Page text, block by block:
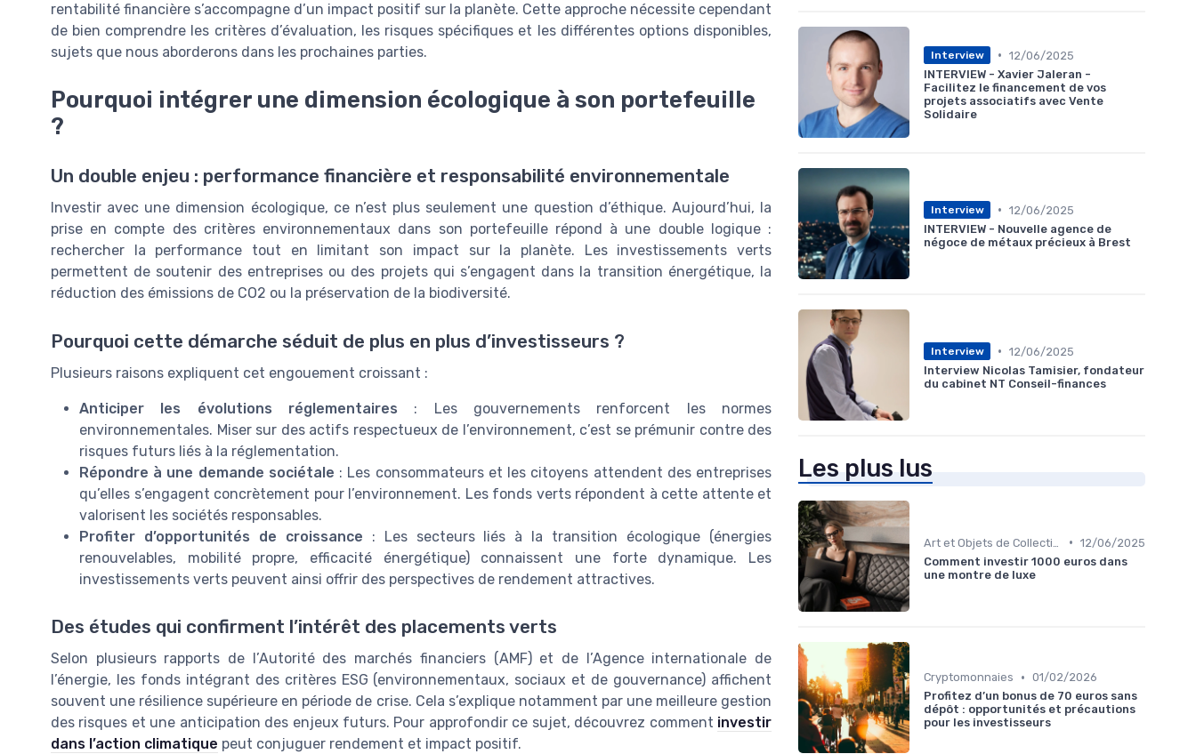
rentabilité financière s’accompagne d’un impact positif sur la planète. Cette approche nécessite cependant
de bien comprendre les critères d’évaluation, les risques spécifiques et les différentes options disponibles,
sujets que nous aborderons dans les prochaines parties.
Pourquoi intégrer une dimension écologique à son portefeuille
?
Un double enjeu : performance financière et responsabilité environnementale
Investir avec une dimension écologique, ce n’est plus seulement une question d’éthique. Aujourd’hui, la
prise en compte des critères environnementaux dans son portefeuille répond à une double logique :
rechercher la performance tout en limitant son impact sur la planète. Les investissements verts
permettent de soutenir des entreprises ou des projets qui s’engagent dans la transition énergétique, la
réduction des émissions de CO2 ou la préservation de la biodiversité.
Pourquoi cette démarche séduit de plus en plus d’investisseurs ?
Plusieurs raisons expliquent cet engouement croissant :
Anticiper les évolutions réglementaires : Les gouvernements renforcent les normes
environnementales. Miser sur des actifs respectueux de l’environnement, c’est se prémunir contre des
risques futurs liés à la réglementation.
Répondre à une demande sociétale : Les consommateurs et les citoyens attendent des entreprises
qu’elles s’engagent concrètement pour l’environnement. Les fonds verts répondent à cette attente et
valorisent les sociétés responsables.
Profiter d’opportunités de croissance : Les secteurs liés à la transition écologique (énergies
renouvelables, mobilité propre, efficacité énergétique) connaissent une forte dynamique. Les
investissements verts peuvent ainsi offrir des perspectives de rendement attractives.
Des études qui confirment l’intérêt des placements verts
Selon plusieurs rapports de l’Autorité des marchés financiers (AMF) et de l’Agence internationale de
l’énergie, les fonds intégrant des critères ESG (environnementaux, sociaux et de gouvernance) affichent
souvent une résilience supérieure en période de crise. Cela s’explique notamment par une meilleure gestion
des risques et une anticipation des enjeux futurs. Pour approfondir ce sujet, découvrez comment investir
dans l’action climatique peut conjuguer rendement et impact positif.
Interview • 12/06/2025
INTERVIEW - Xavier Jaleran -
Facilitez le financement de vos
projets associatifs avec Vente
Solidaire
Interview • 12/06/2025
INTERVIEW - Nouvelle agence de
négoce de métaux précieux à Brest
Interview • 12/06/2025
Interview Nicolas Tamisier, fondateur
du cabinet NT Conseil-finances
Les plus lus
• 12/06/2025
Comment investir 1000 euros dans
une montre de luxe
Cryptomonnaies • 01/02/2026
Profitez d’un bonus de 70 euros sans
dépôt : opportunités et précautions
pour les investisseurs